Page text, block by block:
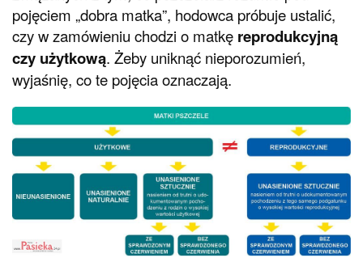
pojęciem „dobra matka”, hodowca próbuje ustalić,
czy w zamówieniu chodzi o matkę reprodukcyjną
czy użytkową. Żeby uniknąć nieporozumień,
wyjaśnię, co te pojęcia oznaczają.